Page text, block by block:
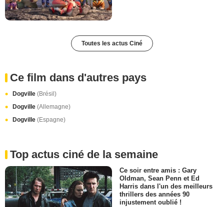
Toutes les actus Ciné
Ce film dans d'autres pays
Dogville (Brésil)
Dogville (Allemagne)
Dogville (Espagne)
Top actus ciné de la semaine
Ce soir entre amis : Gary
Oldman, Sean Penn et Ed
Harris dans l'un des meilleurs
thrillers des années 90
injustement oublié !